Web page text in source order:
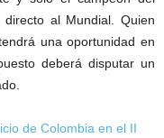
al Mundial. Quien
una oportunidad en
deberá disputar un
de Colombia en el II